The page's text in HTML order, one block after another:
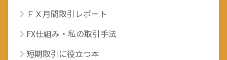
ＦＸ月間取引レポート
FX仕組み・私の取引手法
短期取引に役立つ本